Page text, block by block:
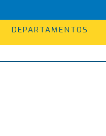
DEPARTAMENTOS